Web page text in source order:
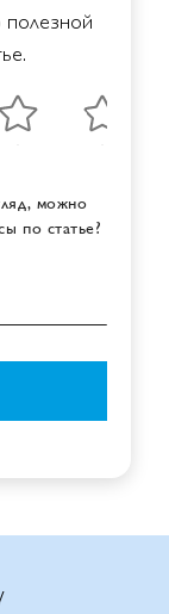
полезной
можно
по статье?